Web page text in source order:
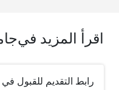
اقرأ المزيد في
رابط التقديم للقبول